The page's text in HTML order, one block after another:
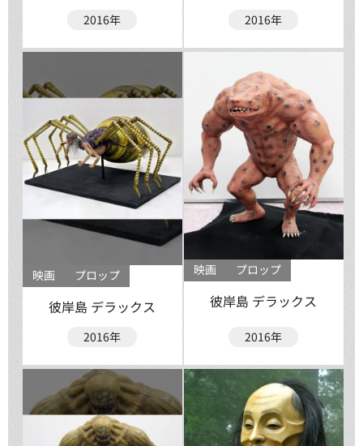
2016年 2016年
映画 プロップ
彼岸島 デラックス
2016年
映画 プロップ
彼岸島 デラックス
2016年